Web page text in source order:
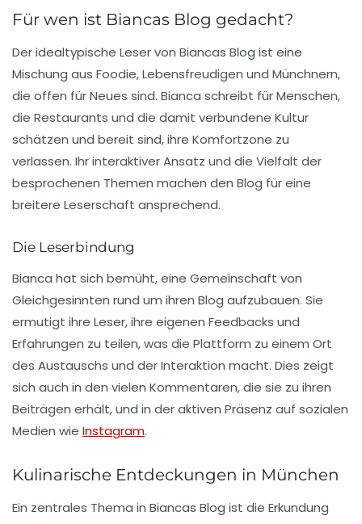
Für wen ist Biancas Blog gedacht?
Der idealtypische Leser von Biancas Blog ist eine
Mischung aus Foodie, Lebensfreudigen und Münchnern,
die offen für Neues sind. Bianca schreibt für Menschen,
die Restaurants und die damit verbundene Kultur
schätzen und bereit sind, ihre Komfortzone zu
verlassen. IhrinteraktiverAnsatz und die Vielfalt der
besprochenen Themen machen den Blog für eine
breitere Leserschaft ansprechend.
Die Leserbindung
Bianca hat sich bemüht, eine Gemeinschaft von
Gleichgesinnten rund um ihren Blog aufzubauen. Sie
ermutigt ihre Leser, ihre eigenen Feedbacks und
Erfahrungen zu teilen, was die Plattform zu einem Ort
des Austauschs und derInteraktion macht. Dies zeigt
sich auch in den vielen Kommentaren, die sie zu ihren
Beiträgen erhält, und in der aktiven Präsenz auf sozialen
Medien wie Instagram.
Kulinarische Entdeckungen in München
Ein zentrales Thema in Biancas Blog ist die Erkundung